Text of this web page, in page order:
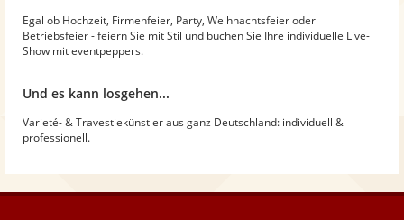
Egal ob Hochzeit, Firmenfeier, Party, Weihnachtsfeier oder
Betriebsfeier - feiern Sie mit Stil und buchen Sie Ihre individuelle Live-
Show mit eventpeppers.
Und es kann losgehen...
Varieté- & Travestiekünstler aus ganz Deutschland: individuell &
professionell.